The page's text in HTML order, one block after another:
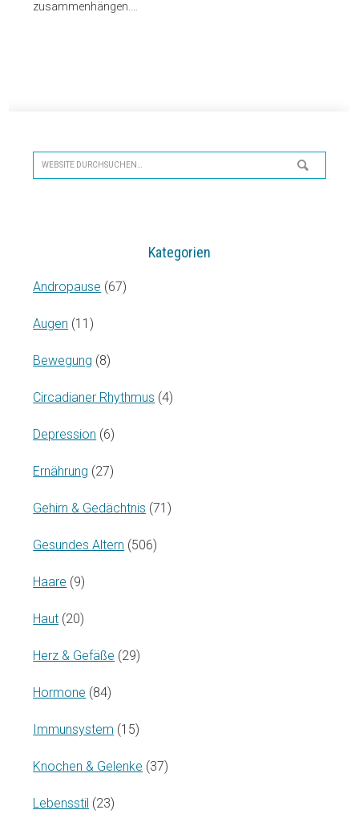
zusammenhängen.…
Website
durchsuchen…
Kategorien
Andropause (67)
Augen (11)
Bewegung (8)
Circadianer Rhythmus (4)
Depression (6)
Ernährung (27)
Gehirn & Gedächtnis (71)
Gesundes Altern (506)
Haare (9)
Haut (20)
Herz & Gefäße (29)
Hormone (84)
Immunsystem (15)
Knochen & Gelenke (37)
Lebensstil (23)